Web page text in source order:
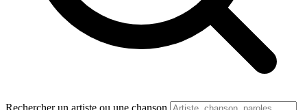
Rechercher un artiste ou une chanson